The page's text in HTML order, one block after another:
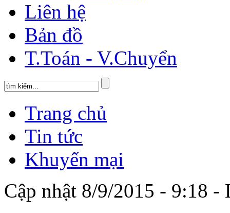
Liên hệ
Bản đồ
T.Toán - V.Chuyển
Trang chủ
Tin tức
Khuyến mại
Cập nhật 8/9/2015 - 9:18 -